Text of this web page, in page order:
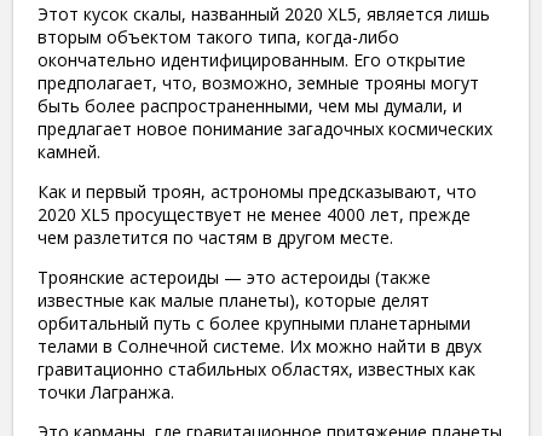
Этот кусок скалы, названный 2020 XL5, является лишь
вторым объектом такого типа, когда-либо
окончательно идентифицированным. Его открытие
предполагает, что, возможно, земные трояны могут
быть более распространенными, чем мы думали, и
предлагает новое понимание загадочных космических
камней.
Как и первый троян, астрономы предсказывают, что
2020 XL5 просуществует не менее 4000 лет, прежде
чем разлетится по частям в другом месте.
Троянские астероиды — это астероиды (также
известные как малые планеты), которые делят
орбитальный путь с более крупными планетарными
телами в Солнечной системе. Их можно найти в двух
гравитационно стабильных областях, известных как
точки Лагранжа.
Это карманы, где гравитационное притяжение планеты